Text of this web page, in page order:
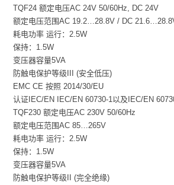
TQF24 额定电压AC 24V 50/60Hz, DC 24V
额定电压范围AC 19.2…28.8V / DC
耗电功率 运行：2.5W
保持：1.5W
变压器容量5VA
防触电保护等级III (安全低压)
EMC CE 按照 2014/30/EU
认证IEC/EN IEC/EN 60730-1以及IEC/EN
TQF230 额定电压AC 230V 50/60Hz
额定电压范围AC 85…265V
耗电功率 运行：2.5W
保持：1.5W
变压器容量5VA
防触电保护等级II (完全绝缘)